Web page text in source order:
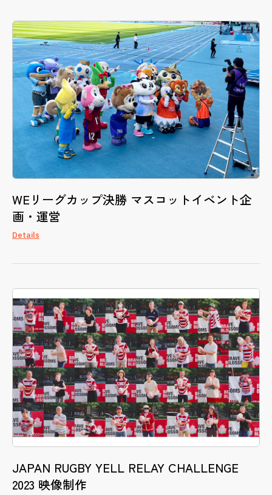
WEリーグカップ決勝 マスコットイベント企
画・運営
Details
JAPAN RUGBY YELL RELAY CHALLENGE
2023 映像制作